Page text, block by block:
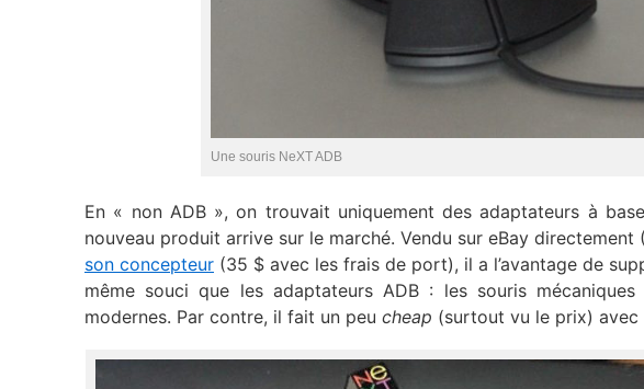
Une souris NeXT ADB
En « non ADB », on trouvait uniquement des adaptateurs à
nouveau produit arrive sur le marché. Vendu sur eBay
son concepteur (35 $ avec les frais de port), il a l’avantage de
même souci que les adaptateurs ADB : les souris
modernes. Par contre, il fait un peu cheap (surtout vu le prix) avec